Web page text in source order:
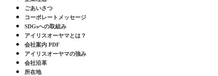
ごあいさつ
コーポレートメッセージ
SDGsへの取組み
アイリスオーヤマとは？
会社案内 PDF
アイリスオーヤマの強み
会社沿革
所在地